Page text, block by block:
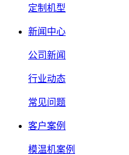
定制机型
新闻中心
公司新闻
行业动态
常见问题
客户案例
模温机案例